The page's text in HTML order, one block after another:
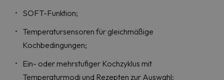
SOFT-Funktion;
Temperatursensoren für gleichmäßige
Kochbedingungen;
Ein- oder mehrstufiger Kochzyklus mit
Temperaturmodi und Rezepten zur Auswahl;